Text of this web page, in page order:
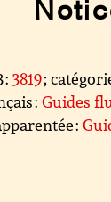
:3819;
:Guides
: